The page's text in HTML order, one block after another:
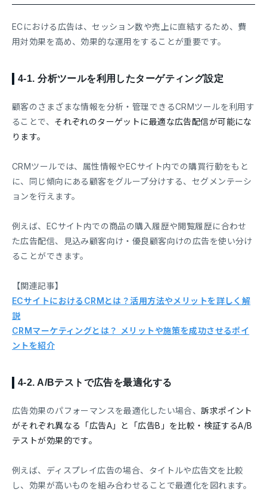
ECにおける広告は、セッション数や売上に直結するため、費
用対効果を高め、効果的な運用をすることが重要です。
4-1.分析ツールを利用したターゲティング設定
顧客のさまざまな情報を分析・管理できるCRMツールを利用す
ることで、 それぞれのターゲットに最適な広告配信が可能にな
ります。
CRMツールでは、属性情報やECサイト内での購買行動をもと
に、同じ傾向にある顧客をグループ分けする、セグメンテーシ
ョンを行えます。
例えば、ECサイト内での商品の購入履歴や閲覧履歴に合わせ
た広告配信、見込み顧客向け・優良顧客向けの広告を使い分け
ることができます。
【関連記事】
ECサイトにおけるCRMとは？活用方法やメリットを詳しく解
説
CRMマーケティングとは？ メリットや施策を成功させるポイ
ントを紹介
4-2. A/Bテストで広告を最適化する
広告効果のパフォーマンスを最適化したい場合、訴求ポイント
がそれぞれ異なる「広告A」と「広告B」を比較・検証するA/B
テストが効果的です。
例えば、ディスプレイ広告の場合、タイトルや広告文を比較
し、効果が高いものを組み合わせることで最適化を図れます。